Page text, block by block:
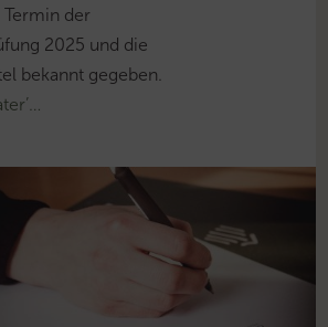
der
2025 und die
bekannt gegeben.